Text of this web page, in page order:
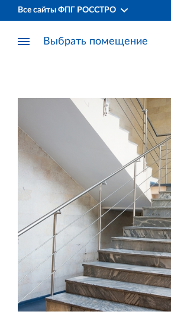
Все сайты ФПГ РОССТРО
Финансово‐промышленная
Аренда недвижимости в
и Ленинградской области
Выбрать помещение